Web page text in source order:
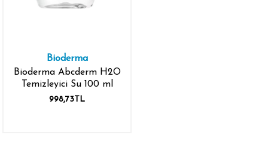
Bioderma
Bioderma Abcderm H2O
Temizleyici Su 100 ml
998,73TL